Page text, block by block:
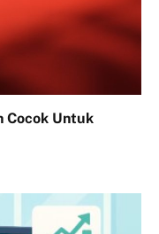
Cocok Untuk